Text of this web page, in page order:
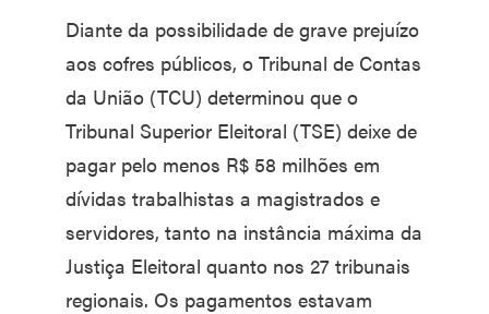
Diante da possibilidade de grave prejuízo
aos cofres públicos, o Tribunal de Contas
da União (TCU) determinou que o
Tribunal Superior Eleitoral (TSE) deixe de
pagar pelo menos R$ 58 milhões em
dívidas trabalhistas a magistrados e
servidores, tanto na instância máxima da
Justiça Eleitoral quanto nos 27 tribunais
regionais. Os pagamentos estavam